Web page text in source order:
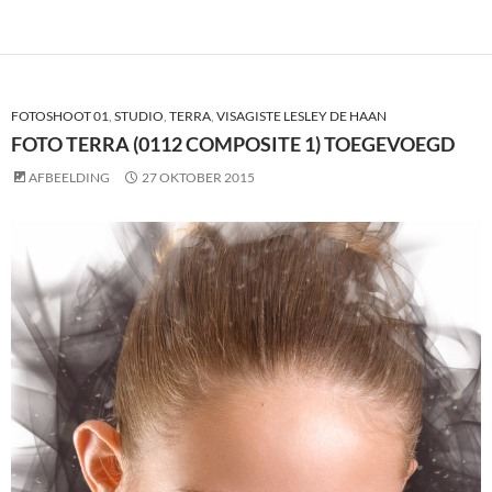
FOTOSHOOT 01 STUDIO TERRA VISAGISTE LESLEY DE HAAN
FOTO TERRA (0112 COMPOSITE 1) TOEGEVOEGD
AFBEELDING 27 OKTOBER 2015